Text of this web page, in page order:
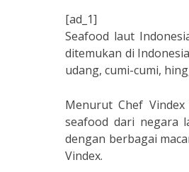
[ad_1]
Seafood laut
ditemukan di
udang, cumi-cumi,
Menurut Chef
seafood dari negara
dengan berbagai
Vindex.